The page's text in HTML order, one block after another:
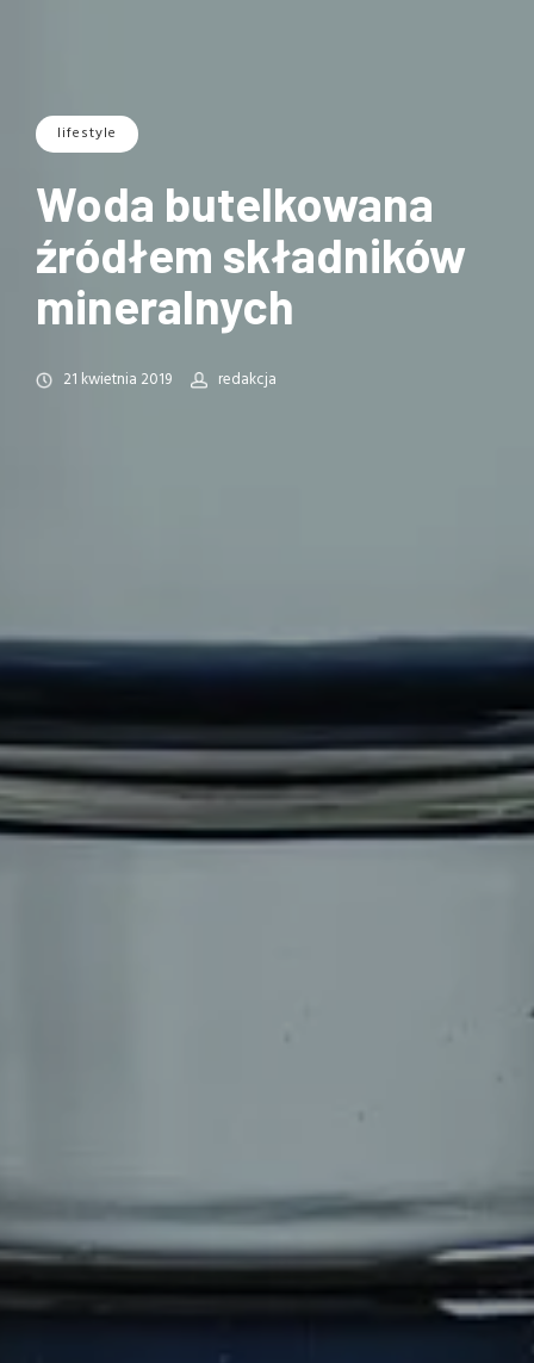
lifestyle
Woda butelkowana
źródłem składników
mineralnych
21 kwietnia 2019 redakcja